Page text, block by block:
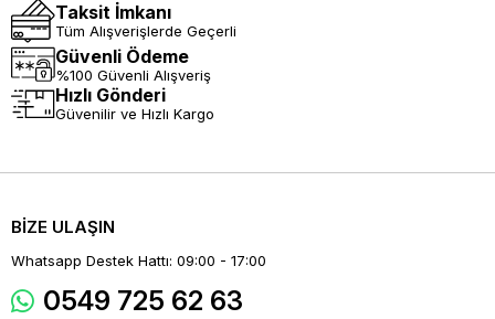
Taksit İmkanı
Tüm Alışverişlerde Geçerli
Güvenli Ödeme
%100 Güvenli Alışveriş
Hızlı Gönderi
Güvenilir ve Hızlı Kargo
BİZE ULAŞIN
Whatsapp Destek Hattı: 09:00 - 17:00
0549 725 62 63